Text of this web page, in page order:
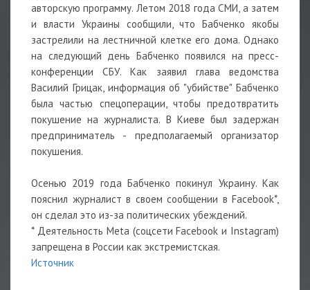
авторскую программу. Летом 2018 года СМИ, а затем
и власти Украины сообщили, что Бабченко якобы
застрелили на лестничной клетке его дома. Однако
на следующий день Бабченко появился на пресс-
конференции СБУ. Как заявил глава ведомства
Василий Грицак, информация об "убийстве" Бабченко
была частью спецоперации, чтобы предотвратить
покушение на журналиста. В Киеве был задержан
предприниматель - предполагаемый организатор
покушения.
Осенью 2019 года Бабченко покинул Украину. Как
пояснил журналист в своем сообщении в Facebook*,
он сделал это из-за политических убеждений.
* Деятельность Meta (соцсети Facebook и Instagram)
запрещена в России как экстремистская.
Источник